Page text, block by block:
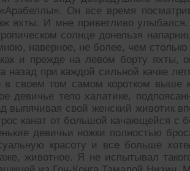
Он все время
яхты. И мне приветливо
солнце донельзя
наверное, не более, чем столько
и прежде на левом борту яхты,
назад при каждой сильной качке
в своем том самом коротком выше
девичье тело халатике,
выпячивая свой женский животик
канат от большой качающейся
девичьи ножки полностью
красоту и все больше
животное. Я не испытывал